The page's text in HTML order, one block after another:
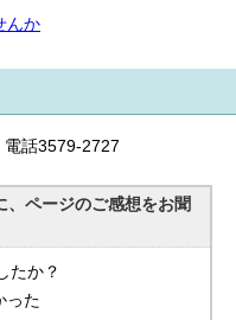
んか
話3579-2727
、ページのご感想をお聞
たか？
った